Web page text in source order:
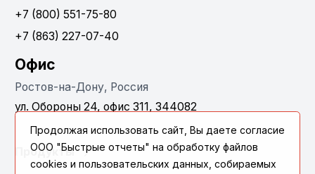
+7 (800) 551-75-80
+7 (863) 227-07-40
Офис
Ростов-на-Дону, Россия
ул. Обороны 24, офис 311, 344082
Продукты
Продолжая использовать сайт, Вы даете согласие
ООО "Быстрые отчеты" на обработку файлов
cookies и пользовательских данных, собираемых